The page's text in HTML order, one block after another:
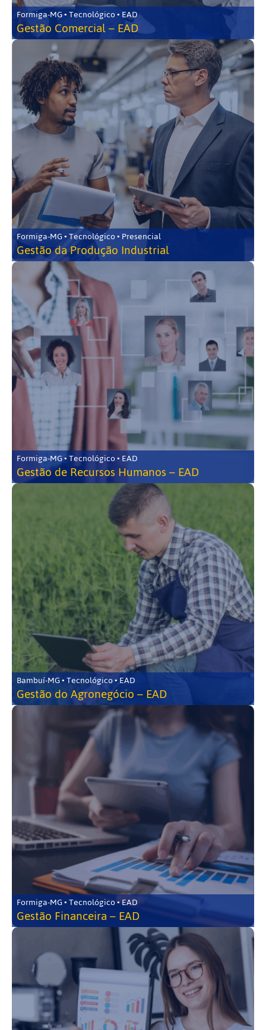
Formiga-MG • Tecnológico • EAD
Gestão Comercial – EAD
Formiga-MG • Tecnológico • Presencial
Gestão da Produção Industrial
Formiga-MG • Tecnológico • EAD
Gestão de Recursos Humanos – EAD
Bambuí-MG • Tecnológico • EAD
Gestão do Agronegócio – EAD
Formiga-MG • Tecnológico • EAD
Gestão Financeira – EAD